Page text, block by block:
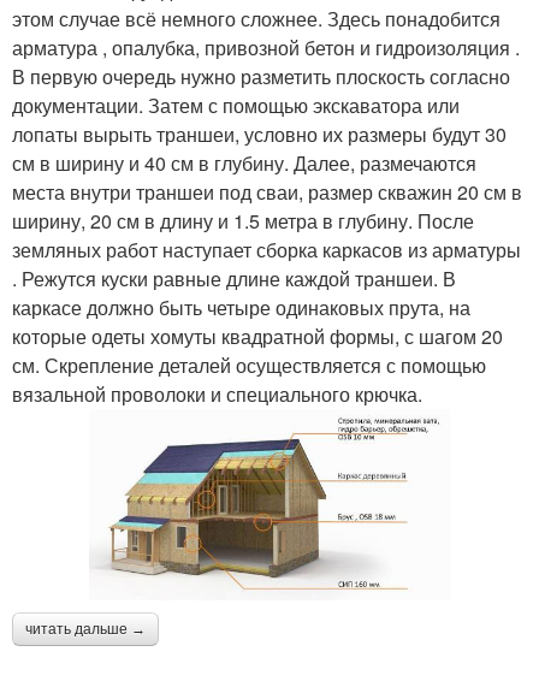
этом случае всё немного сложнее. Здесь понадобится
арматура , опалубка, привозной бетон и гидроизоляция .
В первую очередь нужно разметить плоскость согласно
документации. Затем с помощью экскаватора или
лопаты вырыть траншеи, условно их размеры будут 30
см в ширину и 40 см в глубину. Далее, размечаются
места внутри траншеи под сваи, размер скважин 20 см в
ширину, 20 см в длину и 1.5 метра в глубину. После
земляных работ наступает сборка каркасов из арматуры
. Режутся куски равные длине каждой траншеи. В
каркасе должно быть четыре одинаковых прута, на
которые одеты хомуты квадратной формы, с шагом 20
см. Скрепление деталей осуществляется с помощью
вязальной проволоки и специального крючка.
читать дальше →